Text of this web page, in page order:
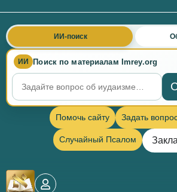
ИИ Поиск по материалам Imrey.org
ИИ-поиск
Помочь сайту Задать
Случайный Псалом